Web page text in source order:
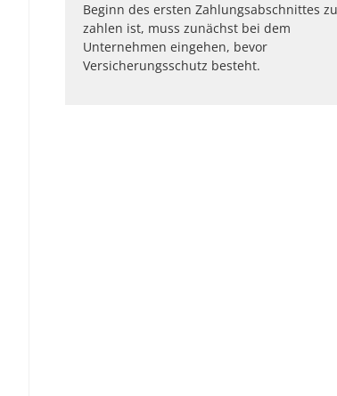
Beginn des ersten Zahlungsabschnittes zu
zahlen ist, muss zunächst bei dem
Unternehmen eingehen, bevor
Versicherungsschutz besteht.